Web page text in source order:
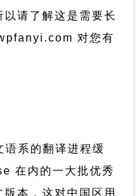
请了解这是需要长
对您有
系的翻译进程缓
在内的一大批优秀
本，这对中国区用